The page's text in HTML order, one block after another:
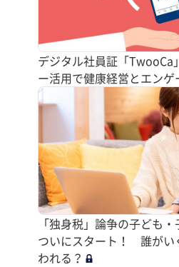
デジタル社員証「
ー活用で健康経営とエン
「独身税」論争の子ども
ついにスタート！ 誰がい
われる？